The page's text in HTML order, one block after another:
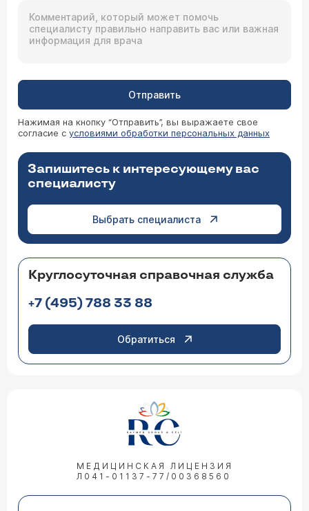
Отправить
Нажимая на кнопку “Отправить”, вы выражаете свое
согласие с условиями обработки персональных данных
Запишитесь к интересующему вас
специалисту
Выбрать специалиста
Круглосуточная справочная служба
+7 (495) 788 33 88
Обратиться
МЕДИЦИНСКАЯ ЛИЦЕНЗИЯ
Л041-01137-77/00368560